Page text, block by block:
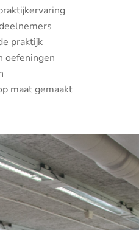
praktijk
oefeningen
maat gemaakt